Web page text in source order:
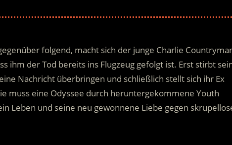
folgend, macht sich der junge Charlie
ihm der Tod bereits ins Flugzeug gefolgt ist. Erst stirbt
Nachricht überbringen und schließlich stellt sich ihr Ex
muss eine Odyssee durch heruntergekommene Youth
Leben und seine neu gewonnene Liebe gegen